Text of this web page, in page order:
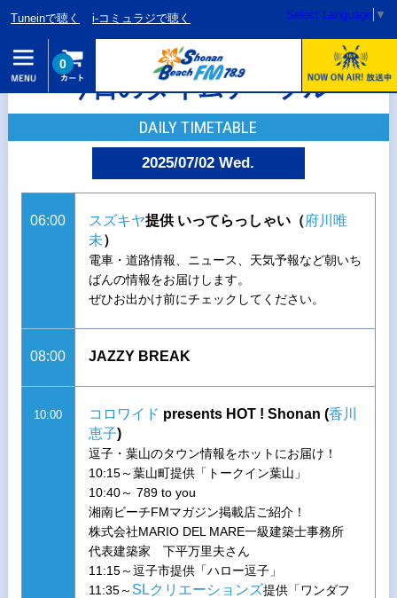
Tuneinで聴く i-コミュラジで聴く Select Language ▼
0
今日のタイムテーブル
DAILY TIMETABLE
2025/07/02 Wed.
06:00 スズキヤ提供 いってらっしゃい（府川唯
未）
電車・道路情報、ニュース、天気予報など朝いち
ばんの情報をお届けします。
ぜひお出かけ前にチェックしてください。
08:00 JAZZY BREAK
10:00 コロワイド presents HOT ! Shonan (香川
恵子)
逗子・葉山のタウン情報をホットにお届け！
10:15～葉山町提供「トークイン葉山」
10:40～ 789 to you
湘南ビーチFMマガジン掲載店ご紹介！
株式会社MARIO DEL MARE一級建築士事務所
代表建築家 下平万里夫さん
11:15～逗子市提供「ハロー逗子」
11:35～ SLクリエーションズ提供「ワンダフ